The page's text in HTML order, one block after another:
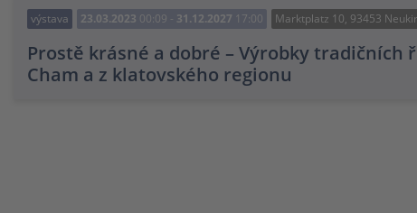
výstava 23.03.2023 00:09 - 31.12.2027 17:00 Marktplatz 10, 93453
Prostě krásné a dobré – Výrobky tradičních
Cham a z klatovského regionu